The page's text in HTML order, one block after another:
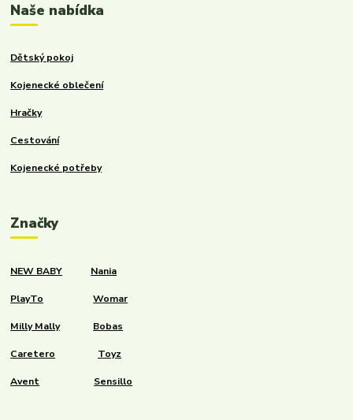
Naše nabídka
Dětský pokoj
Kojenecké oblečení
Hračky
Cestování
Kojenecké potřeby
Značky
NEW BABY Nania
PlayTo Womar
Milly Mally Bobas
Caretero Toyz
Avent Sensillo